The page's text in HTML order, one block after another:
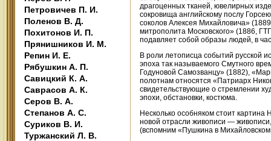
Петровичев П. И.
Поленов В. Д.
Похитонов И. П.
Прянишников И. М.
Репин И. Е.
Рябушкин А. П.
Савицкий К. А.
Саврасов А. К.
Серов В. А.
Степанов А. С.
Суриков В. И.
Туржанский Л. В.
драгоценных тканей, ювелирных
сокровища английскому послу
соколов Алексея Михайловича»
митрополита Московского» (1886,
подавляет собой образы людей, в
В роли летописца событий русской
эпоха так называемого Смутного
Годуновой Самозванцу» (1882),
полотнам относятся «Патриарх
свидетельствующие о стремлении
эпохи, обстановки, костюма.
Несколько особняком стоит картина
новой отрасли живописи —
(вспомним «Пушкина в